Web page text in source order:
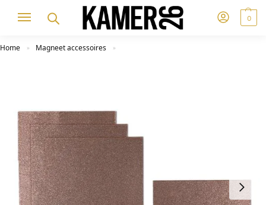
0
Home » Magneet accessoires »